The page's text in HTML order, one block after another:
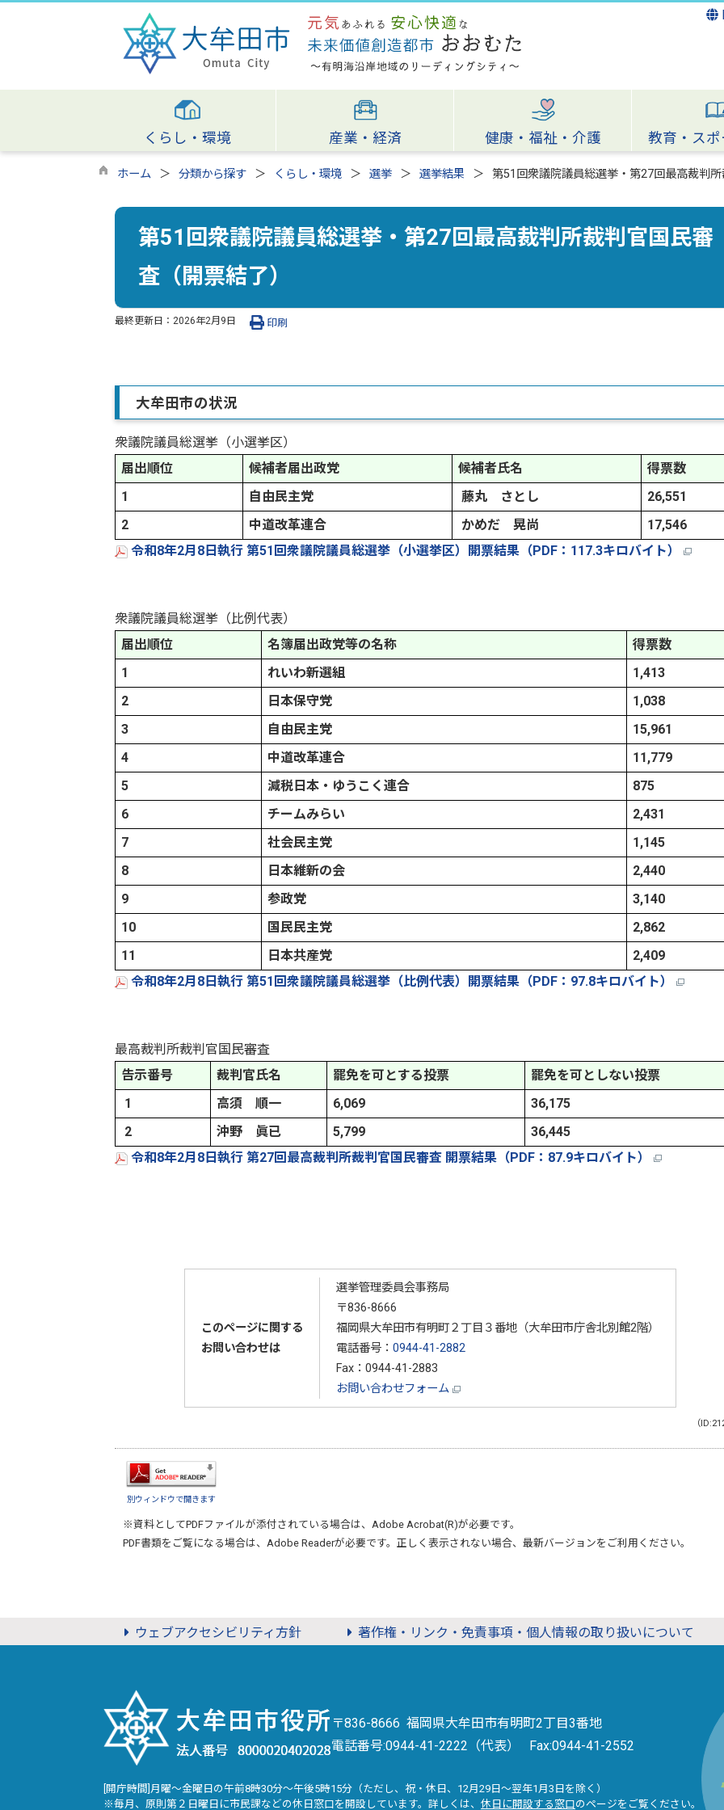
くらし・環境 産業・経済 健康・福祉・介護 教育・ス
ホーム 分類から探す くらし・環境 選挙 選挙結果 第51回衆議院議員総選挙・第27回最高裁判
第51回衆議院議員総選挙・第27回最高裁判所裁判官国民審
査（開票結了）
最終更新日： 2026年2月9日 印刷
大牟田市の状況
衆議院議員総選挙（小選挙区）
届出順位
候補者届出政党 候補者氏名
得票数
1
自由民主党 藤丸 さとし
26,551
2
中道改革連合 かめだ 晃尚
17,546
令和8年2月8日執行 第51回衆議院議員総選挙（小選挙区）開票結果（PDF：117.3キロバイト）
衆議院議員総選挙（比例代表）
届出順位
名簿届出政党等の名称
得票数
1
れいわ新選組
1,413
2
日本保守党
1,038
3
自由民主党
15,961
4
中道改革連合
11,779
5
減税日本・ゆうこく連合
875
6
チームみらい
2,431
7
社会民主党
1,145
8
日本維新の会
2,440
9
参政党
3,140
10
国民民主党
2,862
11
日本共産党
2,409
令和8年2月8日執行 第51回衆議院議員総選挙（比例代表）開票結果（PDF：97.8キロバイト）
最高裁判所裁判官国民審査
告示番号
裁判官氏名 罷免を可とする投票
罷免を可としない投票
1
高須 順一 6,069
36,175
2
沖野 眞已 5,799
36,445
令和8年2月8日執行 第27回最高裁判所裁判官国民審査 開票結果（PDF：87.9キロバイト）
このページに関する
お問い合わせは
選挙管理委員会事務局
〒836-8666
福岡県大牟田市有明町２丁目３番地（大牟田市庁舎北別館2階）
電話番号： 0944-41-2882
Fax：0944-41-2883
お問い合わせフォーム
（
別ウィンドウで開きます
※資料としてPDFファイルが添付されている場合は、 Adobe Acrobat(R)が必要です。
PDF書類をご覧になる場合は、 Adobe Readerが必要です。正しく表示されない場合、最新バージョンをご利用ください。
ウェブアクセシビリティ方針 著作権・リンク・免責事項・個人情報の取り扱いについて
〒836-8666 福岡県大牟田市有明町2丁目3番地
電話番号:0944-41-2222（代表） Fax:0944-41-2552
[開庁時間]月曜～金曜日の午前8時30分～午後5時15分（ただし、祝・休日、12月29日～翌年1月3日を除く）
※毎月、原則第２日曜日に市民課などの休日窓口を開設しています。詳しくは、 休日に開設する窓口のページをご覧ください。